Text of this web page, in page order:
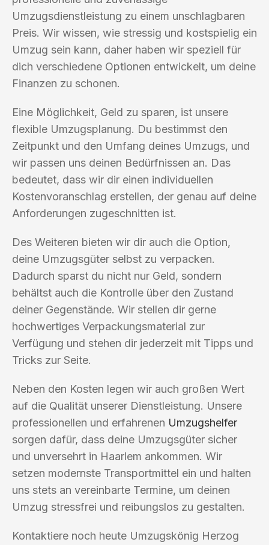
Umzugsdienstleistung zu einem unschlagbaren
Preis. Wir wissen, wie stressig und kostspielig ein
Umzug sein kann, daher haben wir speziell für
dich verschiedene Optionen entwickelt, um deine
Finanzen zu schonen.
Eine Möglichkeit, Geld zu sparen, ist unsere
flexible Umzugsplanung. Du bestimmst den
Zeitpunkt und den Umfang deines Umzugs, und
wir passen uns deinen Bedürfnissen an. Das
bedeutet, dass wir dir einen individuellen
Kostenvoranschlag erstellen, der genau auf deine
Anforderungen zugeschnitten ist.
Des Weiteren bieten wir dir auch die Option,
deine Umzugsgüter selbst zu verpacken.
Dadurch sparst du nicht nur Geld, sondern
behältst auch die Kontrolle über den Zustand
deiner Gegenstände. Wir stellen dir gerne
hochwertiges Verpackungsmaterial zur
Verfügung und stehen dir jederzeit mit Tipps und
Tricks zur Seite.
Neben den Kosten legen wir auch großen Wert
auf die Qualität unserer Dienstleistung. Unsere
professionellen und erfahrenen Umzugshelfer
sorgen dafür, dass deine Umzugsgüter sicher
und unversehrt in Haarlem ankommen. Wir
setzen modernste Transportmittel ein und halten
uns stets an vereinbarte Termine, um deinen
Umzug stressfrei und reibungslos zu gestalten.
Kontaktiere noch heute Umzugskönig Herzog